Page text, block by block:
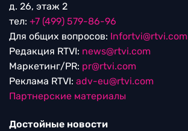
д. 26, этаж 2
тел: +7 (499) 579-86-96
Для общих вопросов: Infortvi@rtvi.com
Редакция RTVI: news@rtvi.com
Маркетинг/PR: pr@rtvi.com
Реклама RTVI: adv-eu@rtvi.com
Партнерские материалы
Достойные новости